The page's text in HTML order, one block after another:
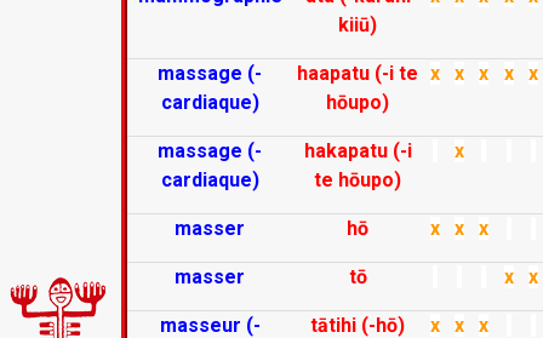
kiiū)
massage (-
cardiaque)
haapatu (-i te
hōupo)
x x x x x
massage (-
cardiaque)
hakapatu (-i
te hōupo)
x
masser hō x x x
masser tō x x
masseur (-
tātihi (-hō) x x x